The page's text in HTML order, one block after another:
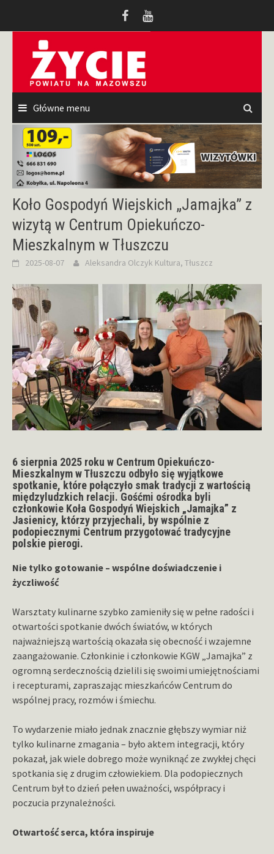
Główne menu
Koło Gospodyń Wiejskich „Jamajka” z
wizytą w Centrum Opiekuńczo-
Mieszkalnym w Tłuszczu
2025-08-07 Aleksandra Olczyk Kultura, Tłuszcz
6 sierpnia 2025 roku w Centrum Opiekuńczo-
Mieszkalnym w Tłuszczu odbyło się wyjątkowe
spotkanie, które połączyło smak tradycji z wartością
międzyludzkich relacji. Gośćmi ośrodka byli
członkowie Koła Gospodyń Wiejskich „Jamajka” z
Jasienicy, którzy przyjechali, by wspólnie z
podopiecznymi Centrum przygotować tradycyjne
polskie pierogi.
Nie tylko gotowanie – wspólne doświadczenie i
życzliwość
Warsztaty kulinarne szybko zamieniły się w pełne radości i
otwartości spotkanie dwóch światów, w których
najważniejszą wartością okazała się obecność i wzajemne
zaangażowanie. Członkinie i członkowie KGW „Jamajka” z
ogromną serdecznością dzielili się swoimi umiejętnościami
i recepturami, zapraszając mieszkańców Centrum do
wspólnej pracy, rozmów i śmiechu.
To wydarzenie miało jednak znacznie głębszy wymiar niż
tylko kulinarne zmagania – było aktem integracji, który
pokazał, jak wiele dobrego może wyniknąć ze zwykłej chęci
spotkania się z drugim człowiekiem. Dla podopiecznych
Centrum był to dzień pełen uważności, współpracy i
poczucia przynależności.
Otwartość serca, która inspiruje